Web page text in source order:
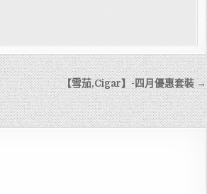
【雪茄,Cigar】-四月優惠套裝 →